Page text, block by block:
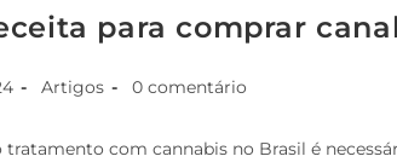
para comprar
Artigos 0 comentário
tratamento com cannabis no Brasil é